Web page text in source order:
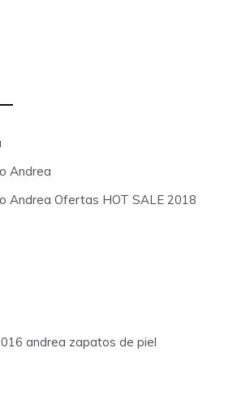
Andrea
Andrea Ofertas HOT SALE 2018
andrea zapatos de piel